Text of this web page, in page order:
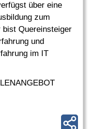
über eine
zum
Quereinsteiger
und
im IT